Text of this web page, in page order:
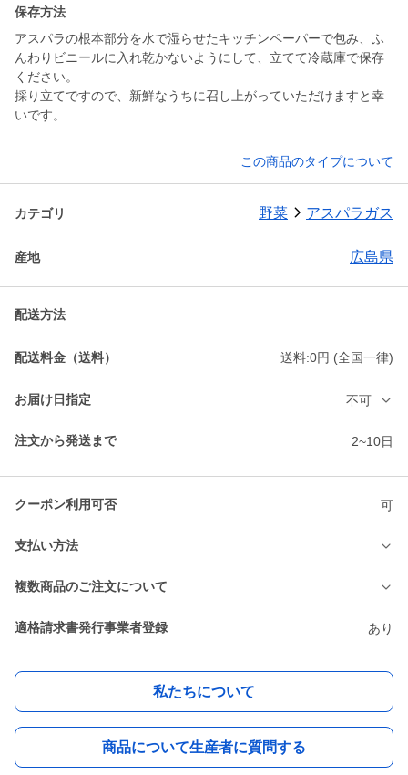
保存方法
アスパラの根本部分を水で湿らせたキッチンペーパーで包み、ふ
んわりビニールに入れ乾かないようにして、立てて冷蔵庫で保存
ください。
採り立てですので、新鮮なうちに召し上がっていただけますと幸
いです。
この商品のタイプについて
カテゴリ 野菜 アスパラガス
産地 広島県
配送方法
配送料金（送料） 送料:0円 (全国一律)
お届け日指定 不可
注文から発送まで 2~10日
クーポン利用可否 可
支払い方法
複数商品のご注文について
適格請求書発行事業者登録 あり
私たちについて
商品について生産者に質問する